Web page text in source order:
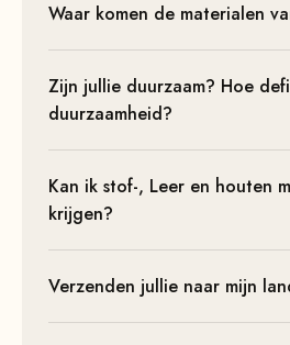
Waar komen de materialen
Zijn jullie duurzaam? Hoe
duurzaamheid?
Kan ik stof-, Leer en houten
krijgen?
Verzenden jullie naar mijn